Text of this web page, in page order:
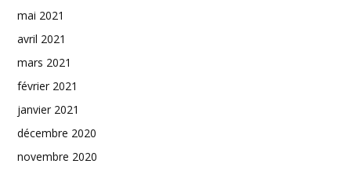
mai 2021
avril 2021
mars 2021
février 2021
janvier 2021
décembre 2020
novembre 2020